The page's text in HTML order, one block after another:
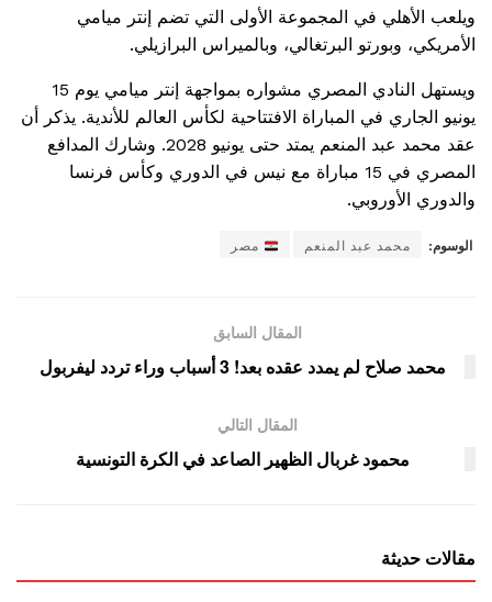
ويلعب الأهلي في المجموعة الأولى التي تضم إنتر ميامي
الأمريكي، وبورتو البرتغالي، وبالميراس البرازيلي.
ويستهل النادي المصري مشواره بمواجهة إنتر ميامي يوم 15
يونيو الجاري في المباراة الافتتاحية لكأس العالم للأندية. يذكر أن
عقد محمد عبد المنعم يمتد حتى يونيو 2028. وشارك المدافع
المصري في 15 مباراة مع نيس في الدوري وكأس فرنسا
والدوري الأوروبي.
الوسوم: محمد عبد المنعم مصر
المقال السابق
محمد صلاح لم يمدد عقده بعد! 3 أسباب وراء تردد ليفربول
المقال التالي
محمود غربال الظهير الصاعد في الكرة التونسية
مقالات حديثة